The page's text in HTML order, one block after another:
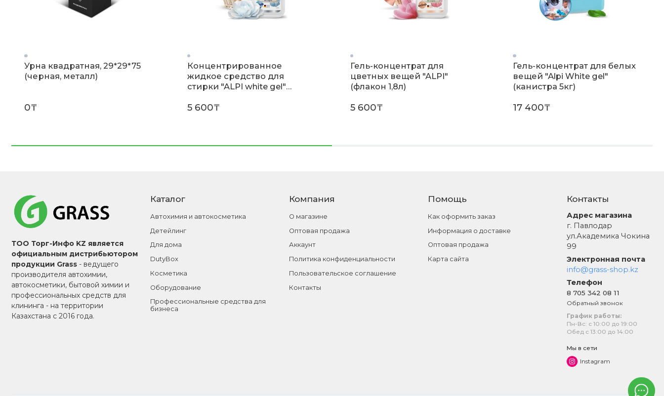
Урна квадратная, 29*29*75
(черная, металл)
0₸
Концентрированное
жидкое средство для
стирки "ALPI white gel"
5 600₸
Гель-концентрат для
цветных вещей "ALPI"
(флакон 1,8л)
5 600₸
Гель-концентрат для белых
вещей "Alpi White gel"
(канистра 5кг)
17 400₸
ТОО Торг-Инфо KZ является
официальным дистрибьютором
продукции Grass- ведущего
производителя автохимии,
автокосметики, бытовой химии и
профессиональных средств для
клининга - на территории
Казахстана с 2016 года.
Каталог
Автохимия и автокосметика
Детейлинг
Для дома
DutyBox
Косметика
Оборудование
Профессиональные средства для
бизнеса
Компания
О магазине
Оптовая продажа
Аккаунт
Политика конфиденциальности
Пользовательское соглашение
Контакты
Помощь
Как оформить заказ
Информация о доставке
Оптовая продажа
Карта сайта
Контакты
Адрес магазина
г. Павлодар
ул.Академика Чокина
99
Электронная почта
info@grass-shop.kz
Телефон
8 705 342 08 11
Обратный звонок
График работы:
Пн-Вс: с 10:00 до 19:00
Обед с 13:00 до 14:00
Мы в сети
Instagram